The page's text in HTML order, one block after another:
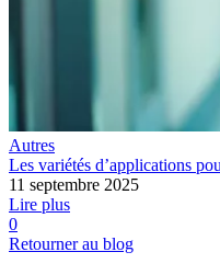
Autres
Les variétés d’applications
11 septembre 2025
Lire plus
0
Retourner au blog